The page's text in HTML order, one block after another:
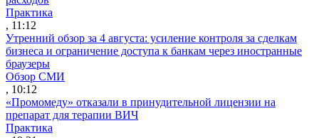
Практика
, 11:12
Утренний обзор за 4 августа: усиление контроля за сделкам
бизнеса и ограничение доступа к банкам через иностранные
браузеры
Обзор СМИ
, 10:12
«Промомеду» отказали в принудительной лицензии на
препарат для терапии ВИЧ
Практика